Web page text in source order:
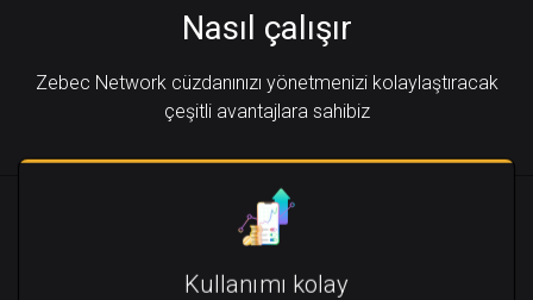
Nasıl çalışır
Zebec Network cüzdanınızı yönetmenizi kolaylaştıracak
çeşitli avantajlara sahibiz
Kullanımı kolay